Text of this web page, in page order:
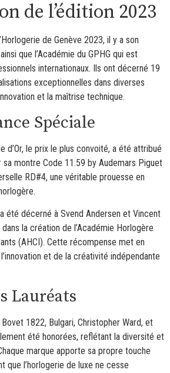
de l’édition 2023
de Genève 2023, il y a son
que l’Académie du GPHG qui est
internationaux. Ils ont décerné 19
exceptionnelles dans diverses
et la maîtrise technique.
Spéciale
d’Or, le prix le plus convoité, a été attribué
montre Code 11.59 by Audemars Piguet
RD#4, une véritable prouesse en
été décerné à Svend Andersen et Vincent
la création de l’Académie Horlogère
(AHCI). Cette récompense met en
et de la créativité indépendante
Lauréats
1822, Bulgari, Christopher Ward, et
été honorées, reflétant la diversité et
marque apporte sa propre touche
que l’horlogerie de luxe ne cesse